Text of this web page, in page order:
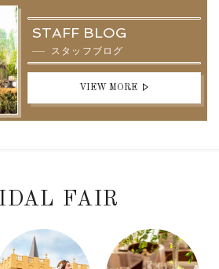
STAFF BLOG
スタッフブログ
VIEW MORE
FAIR